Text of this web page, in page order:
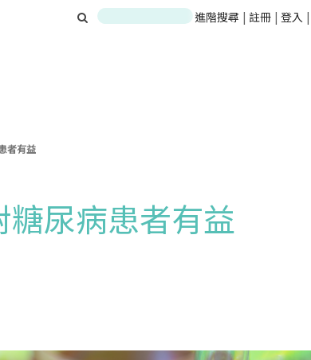
進階搜尋 | 註冊 | 登入 |
者有益
尿病患者有益